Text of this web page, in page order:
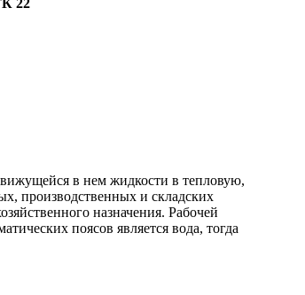
22
в нем жидкости в тепловую,
производственных и складских
назначения. Рабочей
поясов является вода, тогда